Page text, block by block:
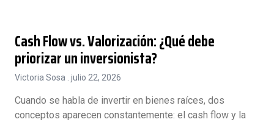
Cash Flow vs. Valorización: ¿Qué debe
priorizar un inversionista?
Victoria Sosa julio 22, 2026
Cuando se habla de invertir en bienes raíces, dos
conceptos aparecen constantemente: el cash flow y la